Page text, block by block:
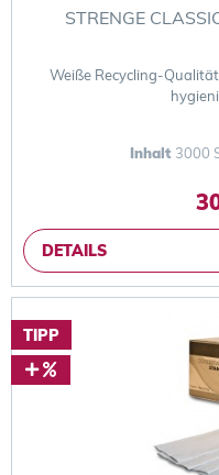
STRENGE
Weiße Recycling-
Inhalt 3000
DETAILS
TIPP